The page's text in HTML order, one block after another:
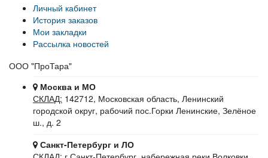
Личный кабинет
История заказов
Мои закладки
Рассылка новостей
ООО "ПроТара"
Москва и МО
СКЛАД: 142712, Московская область, Ленинский
городской округ, рабочий пос.Горки Ленинские, Зелёное
ш., д. 2
Санкт-Петербург и ЛО